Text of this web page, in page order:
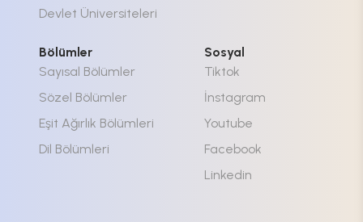
Devlet Üniversiteleri
Bölümler
Sayısal Bölümler
Sözel Bölümler
Eşit Ağırlık Bölümleri
Dil Bölümleri
Sosyal
Tiktok
İnstagram
Youtube
Facebook
Linkedin